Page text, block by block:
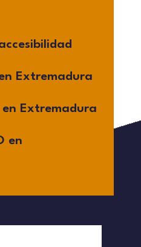
Extremadura
en Extremadura
en